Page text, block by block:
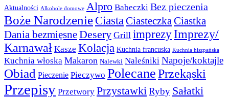
Aktualności Alkohole domowe Alpro Babeczki Bez pieczenia
Boże NarodzenieCiastaCiasteczkaCiastka
Dania bezmięsneDesery Grill imprezy Imprezy/
Karnawał Kasze Kolacja Kuchnia francuska Kuchnia hiszpańska
Kuchnia włoska Makaron Nalewki Naleśniki Napoje/koktajle
Obiad Pieczenie Pieczywo PolecanePrzekąski
Przepisy Przetwory PrzystawkiRyby Sałatki